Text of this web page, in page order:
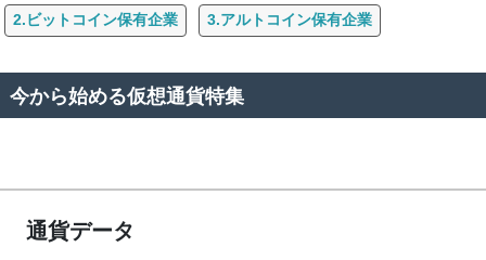
2.ビットコイン保有企業 3.アルトコイン保有企業
今から始める仮想通貨特集
通貨データ